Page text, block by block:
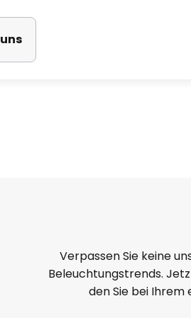
Verpassen Sie keine
Beleuchtungstrends.
den Sie bei Ihrem